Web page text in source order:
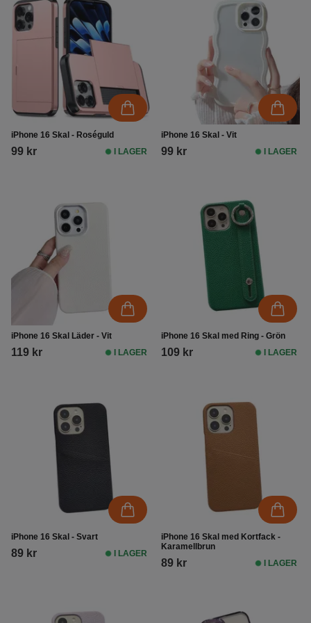
iPhone 16 Skal - Roséguld
99 kr I LAGER
iPhone 16 Skal - Vit
99 kr I LAGER
iPhone 16 Skal Läder - Vit
119 kr I LAGER
iPhone 16 Skal med Ring - Grön
109 kr I LAGER
iPhone 16 Skal - Svart
89 kr I LAGER
iPhone 16 Skal med Kortfack -
Karamellbrun
89 kr I LAGER